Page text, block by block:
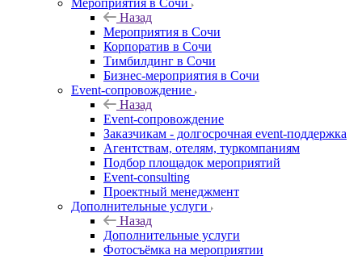
Мероприятия в Сочи
Назад
Мероприятия в Сочи
Корпоратив в Сочи
Тимбилдинг в Сочи
Бизнес-мероприятия в Сочи
Event-сопровождение
Назад
Event-сопровождение
Заказчикам - долгосрочная event-поддержка
Агентствам, отелям, туркомпаниям
Подбор площадок мероприятий
Event-consulting
Проектный менеджмент
Дополнительные услуги
Назад
Дополнительные услуги
Фотосъёмка на мероприятии